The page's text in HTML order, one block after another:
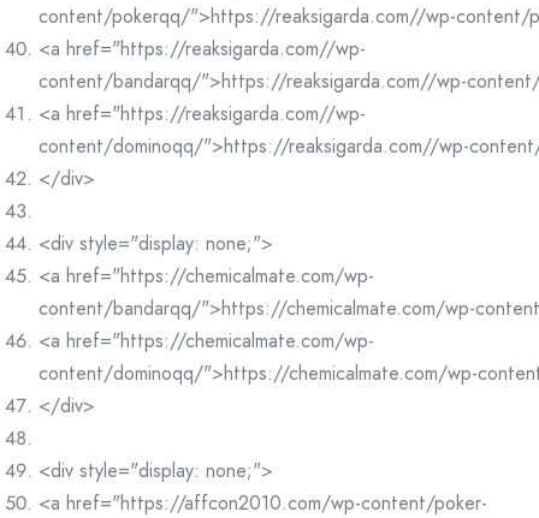
content/pokerqq/">https://reaksigarda.com//wp-content/
<a href="https://reaksigarda.com//wp-
content/bandarqq/">https://reaksigarda.com//wp-
<a href="https://reaksigarda.com//wp-
content/dominoqq/">https://reaksigarda.com//wp-
</div>
<div style="display: none;">
<a href="https://chemicalmate.com/wp-
content/bandarqq/">https://chemicalmate.com/wp-
<a href="https://chemicalmate.com/wp-
content/dominoqq/">https://chemicalmate.com/wp-
</div>
<div style="display: none;">
<a href="https://affcon2010.com/wp-content/poker-